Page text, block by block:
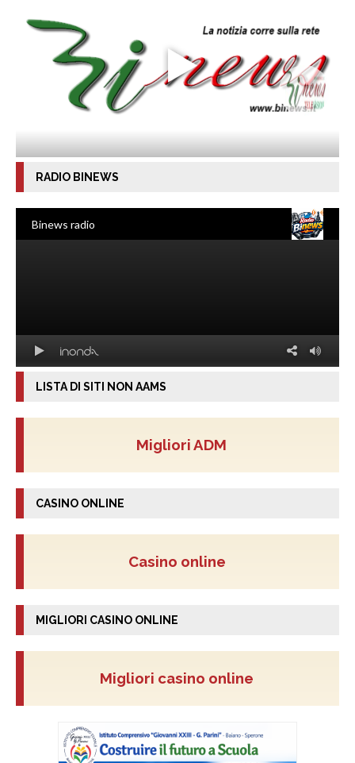
RADIO BINEWS
LISTA DI SITI NON AAMS
Migliori ADM
CASINO ONLINE
Casino online
MIGLIORI CASINO ONLINE
Migliori casino online